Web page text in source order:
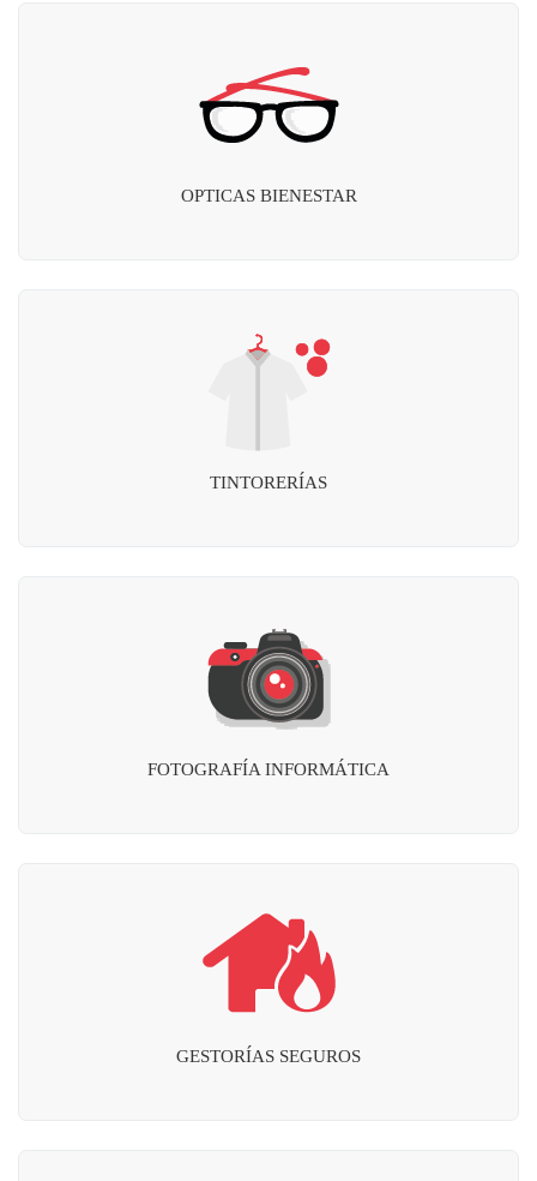
OPTICAS BIENESTAR
TINTORERÍAS
FOTOGRAFÍA INFORMÁTICA
GESTORÍAS SEGUROS